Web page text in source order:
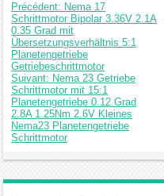
Précédent: Nema 17
Schrittmotor Bipolar 3.36V 2.1A
0.35 Grad mit
Übersetzungsverhältnis 5:1
Planetengetriebe
Getriebeschrittmotor
Suivant: Nema 23 Getriebe
Schrittmotor mit 15:1
Planetengetriebe 0.12 Grad
2.8A 1.25Nm 2.6V Kleines
Nema23 Planetengetriebe
Schrittmotor